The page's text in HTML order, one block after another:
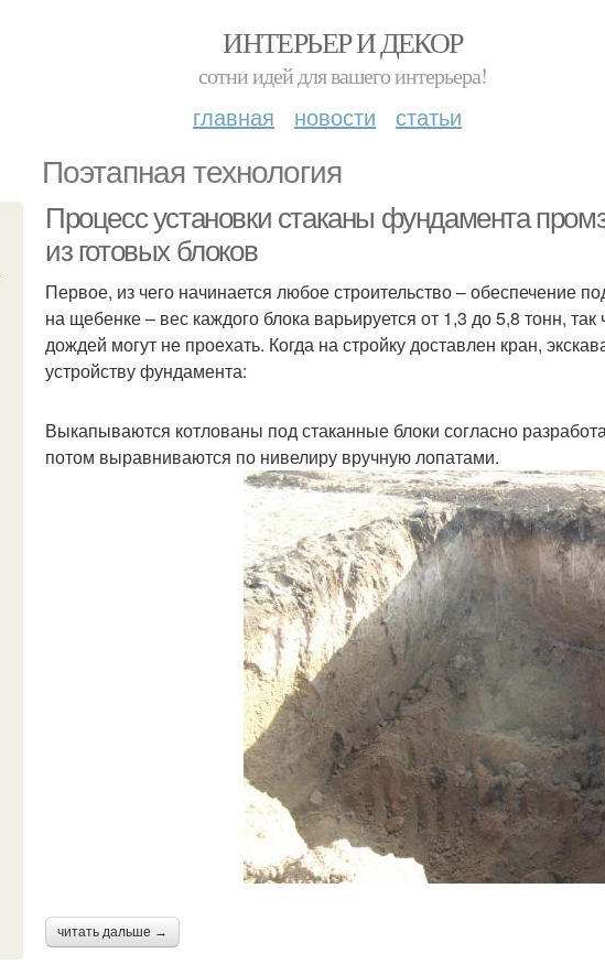
ИНТЕРЬЕР И ДЕКОР
сотни идей для вашего интерьера!
главная новости статьи
Поэтапная технология
Процесс установки стаканы фундамента
из готовых блоков
Первое, из чего начинается любое строительство – обеспечение
на щебенке – вес каждого блока варьируется от 1,3 до 5,8 тонн,
дождей могут не проехать. Когда на стройку доставлен кран,
устройству фундамента:
Выкапываются котлованы под стаканные блоки согласно
потом выравниваются по нивелиру вручную лопатами.
читать дальше →